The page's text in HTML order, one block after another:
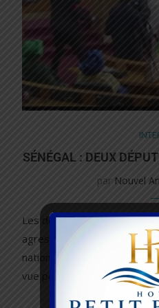
SÉNÉGAL : DEUX
par Nouvel
Les deux parlementaires
agressé une députée du
nationale le 1er décembre
vue pour …